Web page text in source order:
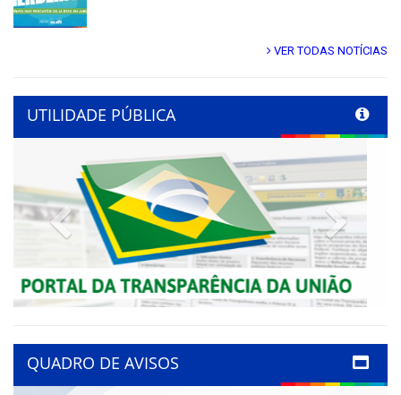
VER TODAS NOTÍCIAS
UTILIDADE PÚBLICA
Previous
QUADRO DE AVISOS